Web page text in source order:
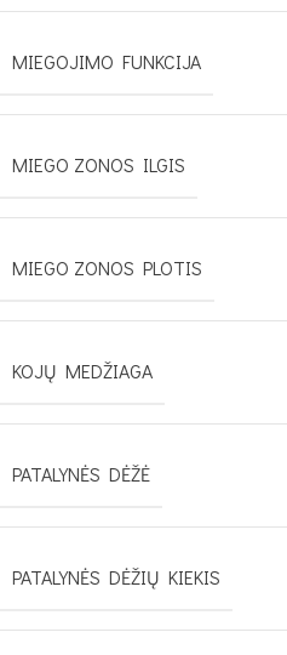
MIEGOJIMO FUNKCIJA
MIEGO ZONOS ILGIS
MIEGO ZONOS PLOTIS
KOJŲ MEDŽIAGA
PATALYNĖS DĖŽĖ
PATALYNĖS DĖŽIŲ KIEKIS